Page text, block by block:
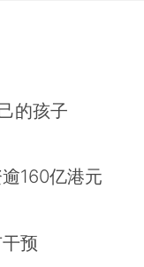
的孩子
160亿港元
预